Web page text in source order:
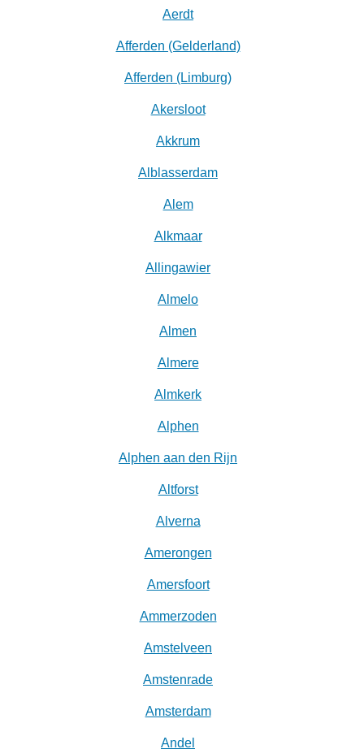
Aerdt
Afferden (Gelderland)
Afferden (Limburg)
Akersloot
Akkrum
Alblasserdam
Alem
Alkmaar
Allingawier
Almelo
Almen
Almere
Almkerk
Alphen
Alphen aan den Rijn
Altforst
Alverna
Amerongen
Amersfoort
Ammerzoden
Amstelveen
Amstenrade
Amsterdam
Andel